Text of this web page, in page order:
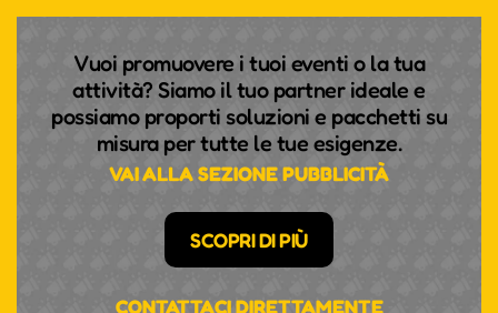
Vuoi promuovere i tuoi eventi o la tua
attività? Siamo il tuo partner ideale e
possiamo proporti soluzioni e pacchetti su
misura per tutte le tue esigenze.
VAI ALLA SEZIONE PUBBLICITÀ
SCOPRI DI PIÙ
CONTATTACI DIRETTAMENTE